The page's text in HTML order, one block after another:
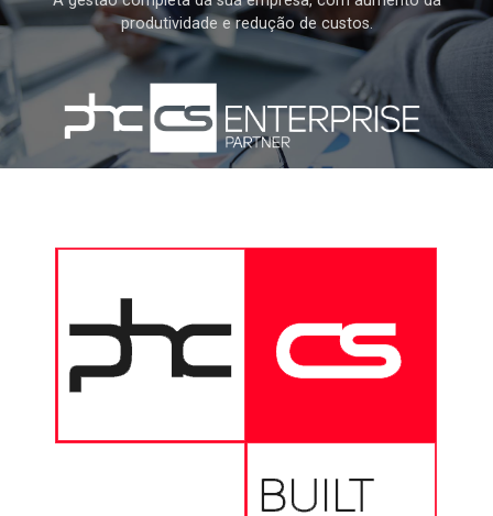
produtividade e redução de custos.